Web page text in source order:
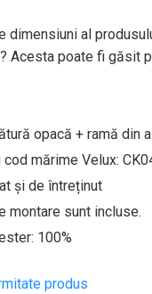
dimensiuni al
Acesta poate fi găsit
opacă + ramă din
mărime Velux:
și de întreținut
montare sunt incluse.
100%
produs